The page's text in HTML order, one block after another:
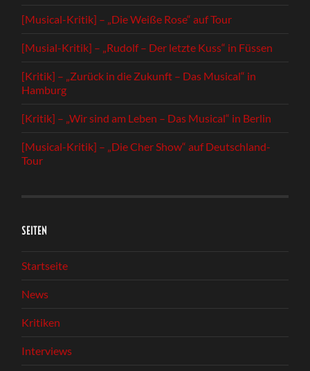
[Musical-Kritik] – „Die Weiße Rose“ auf Tour
[Musial-Kritik] – „Rudolf – Der letzte Kuss“ in Füssen
[Kritik] – „Zurück in die Zukunft – Das Musical“ in
Hamburg
[Kritik] – „Wir sind am Leben – Das Musical“ in Berlin
[Musical-Kritik] – „Die Cher Show“ auf Deutschland-
Tour
SEITEN
Startseite
News
Kritiken
Interviews